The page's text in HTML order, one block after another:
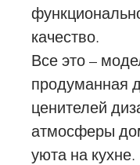
качество.
Все это –
продуманная
ценителей
атмосферы
уюта на кухне.